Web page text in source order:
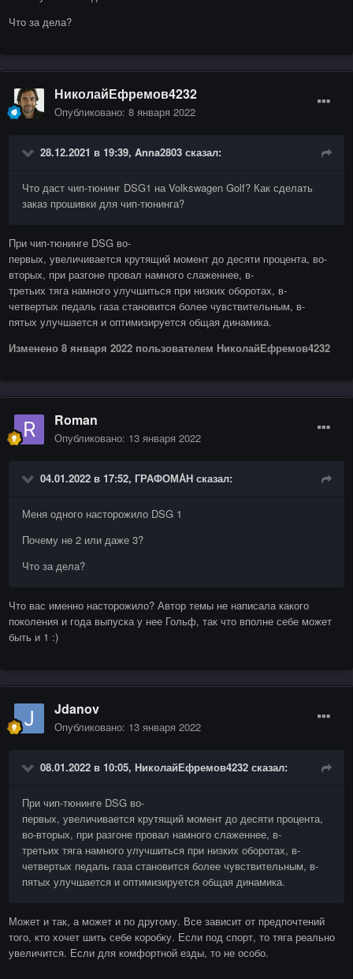
Что за дела?
НиколайЕфремов4232
Опубликовано: 8 января 2022
28.12.2021 в 19:39, Anna2803 сказал:
Что даст чип-тюнинг DSG1 на Volkswagen Golf? Как сделать
заказ прошивки для чип-тюнинга?
При чип-тюнинге DSG во-
первых, увеличивается крутящий момент до десяти процента, во-
вторых, при разгоне провал намного слаженнее, в-
третьих тяга намного улучшиться при низких оборотах, в-
четвертых педаль газа становится более чувствительным, в-
пятых улучшается и оптимизируется общая динамика.
Изменено 8 января 2022 пользователем НиколайЕфремов4232
Roman
Опубликовано: 13 января 2022
04.01.2022 в 17:52, ГРАФОМА́Н сказал:
Меня одного насторожило DSG 1
Почему не 2 или даже 3?
Что за дела?
Что вас именно насторожило? Автор темы не написала какого
поколения и года выпуска у нее Гольф, так что вполне себе может
быть и 1 :)
Jdanov
Опубликовано: 13 января 2022
08.01.2022 в 10:05, НиколайЕфремов4232 сказал:
При чип-тюнинге DSG во-
первых, увеличивается крутящий момент до десяти процента,
во-вторых, при разгоне провал намного слаженнее, в-
третьих тяга намного улучшиться при низких оборотах, в-
четвертых педаль газа становится более чувствительным, в-
пятых улучшается и оптимизируется общая динамика.
Может и так, а может и по другому. Все зависит от предпочтений
того, кто хочет шить себе коробку. Если под спорт, то тяга реально
увеличится. Если для комфортной езды, то не особо.